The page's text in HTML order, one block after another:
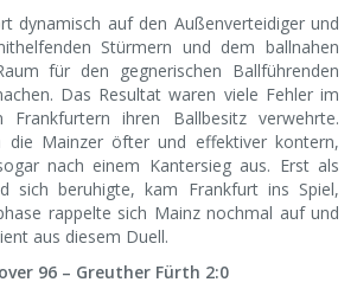
dynamisch auf den Außenverteidiger und
Stürmern und dem ballnahen
für den gegnerischen Ballführenden
Das Resultat waren viele Fehler im
Frankfurtern ihren Ballbesitz verwehrte.
die Mainzer öfter und effektiver kontern,
nach einem Kantersieg aus. Erst als
sich beruhigte, kam Frankfurt ins Spiel,
rappelte sich Mainz nochmal auf und
aus diesem Duell.
96 – Greuther Fürth 2:0